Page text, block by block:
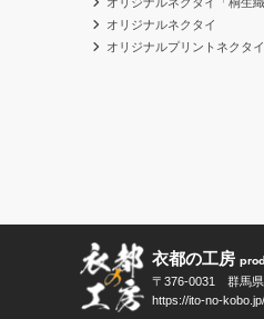
オリジナルネクタイ
オリジナルプリントネクタイ
衣都の工房
〒376-0031 群馬県
https://ito-no-kobo.jp/